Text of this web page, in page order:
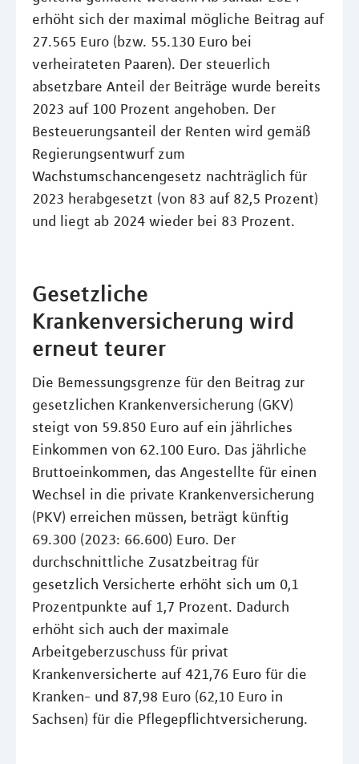
erhöht sich der maximal mögliche Beitrag auf
27.565 Euro (bzw. 55.130 Euro bei
verheirateten Paaren). Der steuerlich
absetzbare Anteil der Beiträge wurde bereits
2023 auf 100 Prozent angehoben. Der
Besteuerungsanteil der Renten wird gemäß
Regierungsentwurf zum
Wachstumschancengesetz nachträglich für
2023 herabgesetzt (von 83 auf 82,5 Prozent)
und liegt ab 2024 wieder bei 83 Prozent.
Gesetzliche
Krankenversicherung wird
erneut teurer
Die Bemessungsgrenze für den Beitrag zur
gesetzlichen Krankenversicherung (GKV)
steigt von 59.850 Euro auf ein jährliches
Einkommen von 62.100 Euro. Das jährliche
Bruttoeinkommen, das Angestellte für einen
Wechsel in die private Krankenversicherung
(PKV) erreichen müssen, beträgt künftig
69.300 (2023: 66.600) Euro. Der
durchschnittliche Zusatzbeitrag für
gesetzlich Versicherte erhöht sich um 0,1
Prozentpunkte auf 1,7 Prozent. Dadurch
erhöht sich auch der maximale
Arbeitgeberzuschuss für privat
Krankenversicherte auf 421,76 Euro für die
Kranken- und 87,98 Euro (62,10 Euro in
Sachsen) für die Pflegepflichtversicherung.